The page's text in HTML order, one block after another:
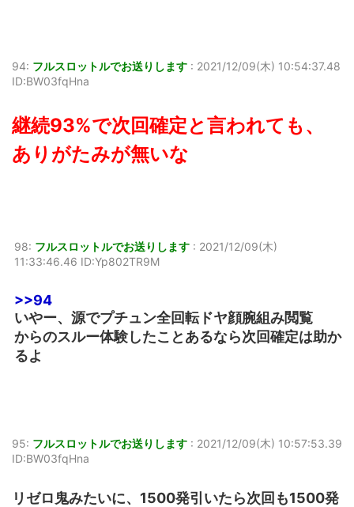
94: フルスロットルでお送りします : 2021/12/09(木) 10:54:37.48
ID:BW03fqHna
継続93%で次回確定と言われても、
ありがたみが無いな
98: フルスロットルでお送りします : 2021/12/09(木)
11:33:46.46 ID:Yp802TR9M
>>94
いやー、源でプチュン全回転ドヤ顔腕組み閲覧
からのスルー体験したことあるなら次回確定は助か
るよ
95: フルスロットルでお送りします : 2021/12/09(木) 10:57:53.39
ID:BW03fqHna
リゼロ鬼みたいに、1500発引いたら次回も1500発